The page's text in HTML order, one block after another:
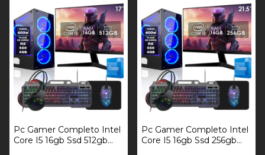
Pc Gamer Completo Intel
Core I5 16gb Ssd 512gb
Pc Gamer Completo Intel
Core I5 16gb Ssd 256gb